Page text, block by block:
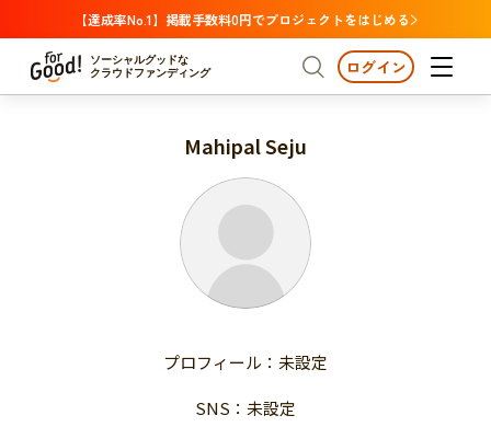
【達成率No.1】掲載手数料0円でプロジェクトをはじめる
ソーシャルグッドな
クラウドファンディング
プロジェクトからさがす 注目
支援金額が多い
支援人数が多い
終了日が近い
国際協力
子ども・教育
プロジェクトからさがす
支援金額が多い
終了日が近い
カテゴリーからさがす
医療・福祉
子ども・教育
人権・マイノリティ
ログイン
Mahipal Seju
プロフィール：未設定
SNS：未設定